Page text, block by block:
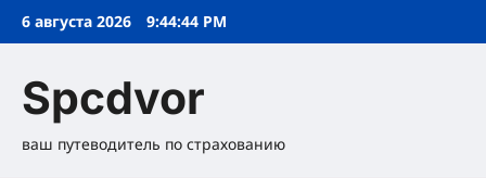
Перейти
6 августа 2026 9:44:44 PM
Spcdvor
ваш путеводитель по страхованию